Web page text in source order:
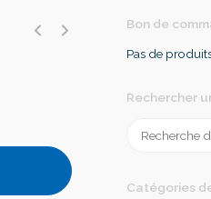
Bon de
Pas de
Rechercher
pour :
Catégories